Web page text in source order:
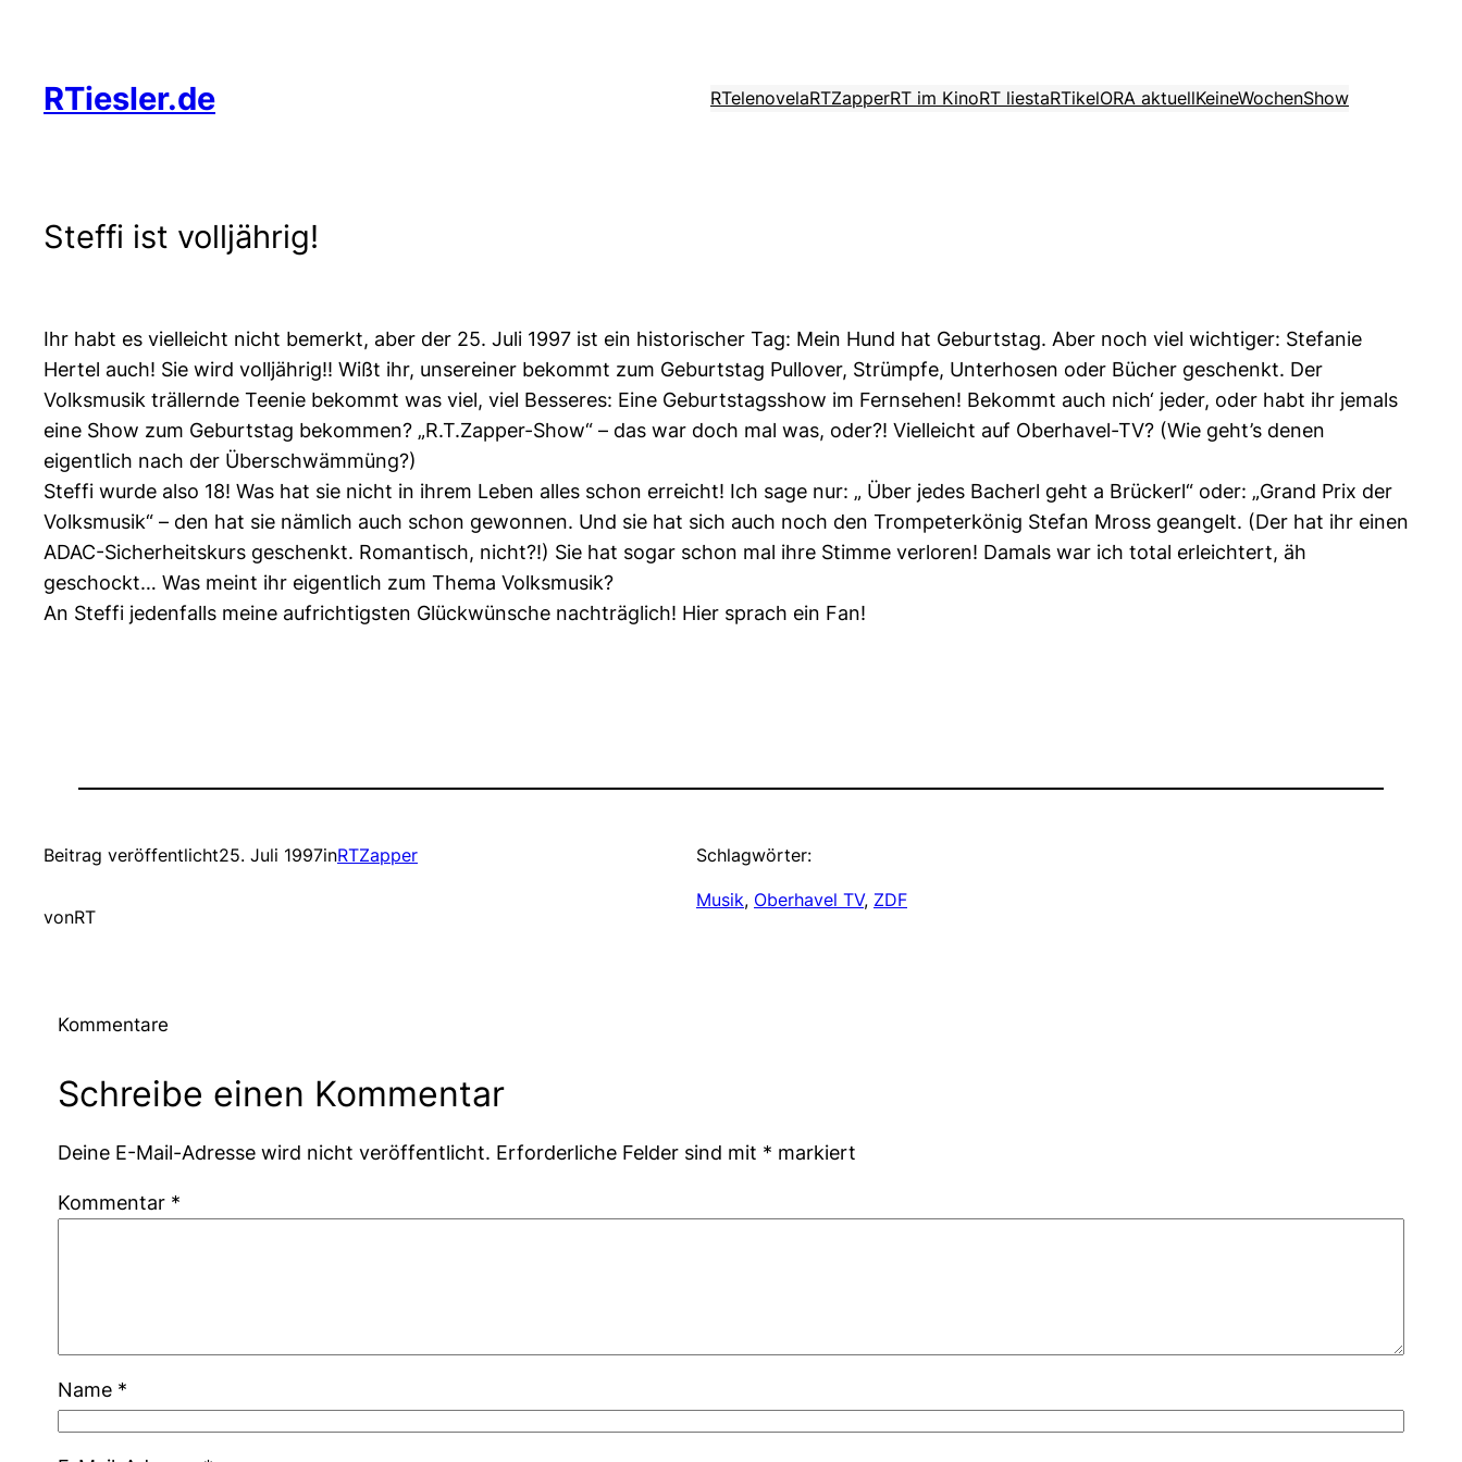
springen
RTiesler.de RTelenovelaRTZapperRT im KinoRT liestaRTikelORA aktuellKeineWochenShow
Steffi ist volljährig!
Ihr habt es vielleicht nicht bemerkt, aber der 25. Juli 1997 ist ein historischer Tag: Mein Hund hat Geburtstag. Aber noch viel wichtiger: Stefanie
Hertel auch! Sie wird volljährig!! Wißt ihr, unsereiner bekommt zum Geburtstag Pullover, Strümpfe, Unterhosen oder Bücher geschenkt. Der
Volksmusik trällernde Teenie bekommt was viel, viel Besseres: Eine Geburtstagsshow im Fernsehen! Bekommt auch nich‘ jeder, oder habt ihr jemals
eine Show zum Geburtstag bekommen? „R.T.Zapper-Show“ – das war doch mal was, oder?! Vielleicht auf Oberhavel-TV? (Wie geht’s denen
eigentlich nach der Überschwämmüng?)
Steffi wurde also 18! Was hat sie nicht in ihrem Leben alles schon erreicht! Ich sage nur: „ Über jedes Bacherl geht a Brückerl“ oder: „Grand Prix der
Volksmusik“ – den hat sie nämlich auch schon gewonnen. Und sie hat sich auch noch den Trompeterkönig Stefan Mross geangelt. (Der hat ihr einen
ADAC-Sicherheitskurs geschenkt. Romantisch, nicht?!) Sie hat sogar schon mal ihre Stimme verloren! Damals war ich total erleichtert, äh
geschockt… Was meint ihr eigentlich zum Thema Volksmusik?
An Steffi jedenfalls meine aufrichtigsten Glückwünsche nachträglich! Hier sprach ein Fan!
Beitrag veröffentlicht25. Juli 1997inRTZapper
vonRT
Schlagwörter:
Musik, Oberhavel TV, ZDF
Kommentare
Schreibe einen Kommentar
Deine E-Mail-Adresse wird nicht veröffentlicht. Erforderliche Felder sind mit * markiert
Kommentar *
Name *